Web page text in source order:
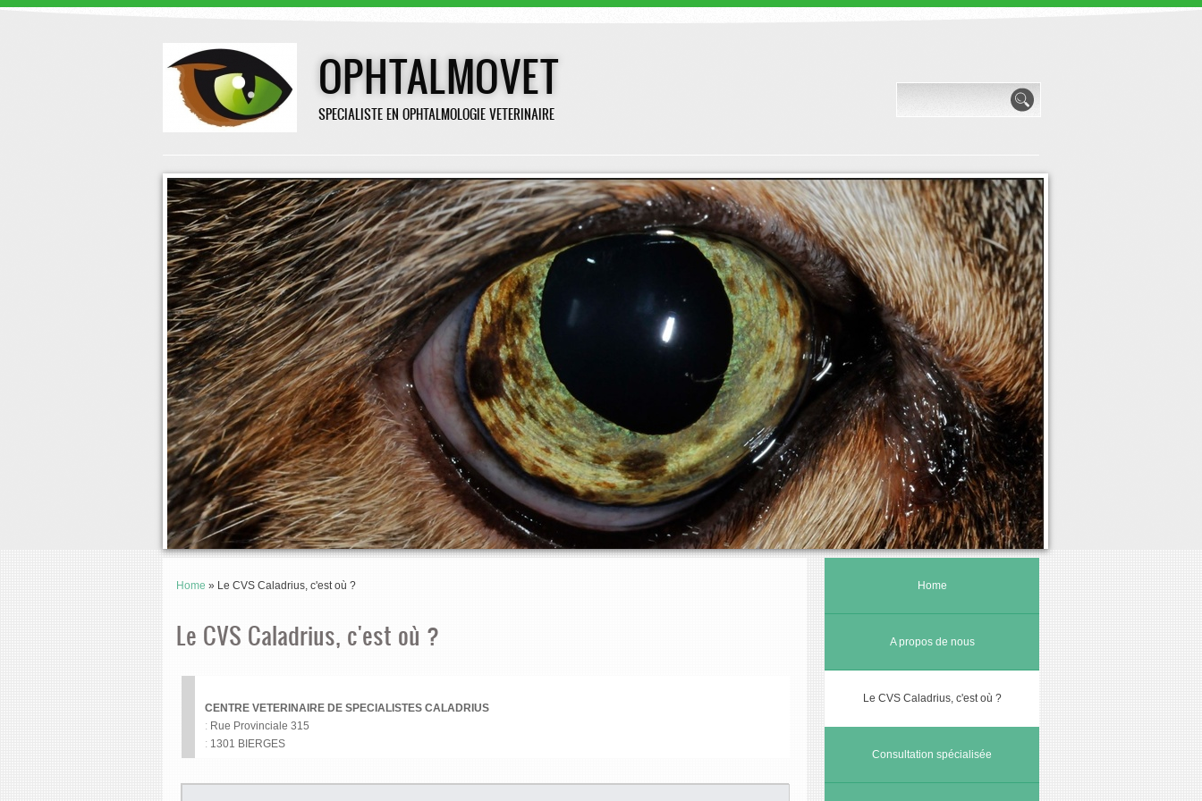
OPHTALMOVET
SPECIALISTE EN OPHTALMOLOGIE VETERINAIRE
Home » Le CVS Caladrius, c'est où ?
Le CVS Caladrius, c'est où ?
CENTRE VETERINAIRE DE SPECIALISTES CALADRIUS
: Rue Provinciale 315
: 1301 BIERGES
Home
A propos de nous
Le CVS Caladrius, c'est où ?
Consultation spécialisée